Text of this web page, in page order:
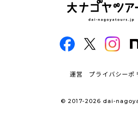
運営 プライバシーポ
© 2017-2026 dai-